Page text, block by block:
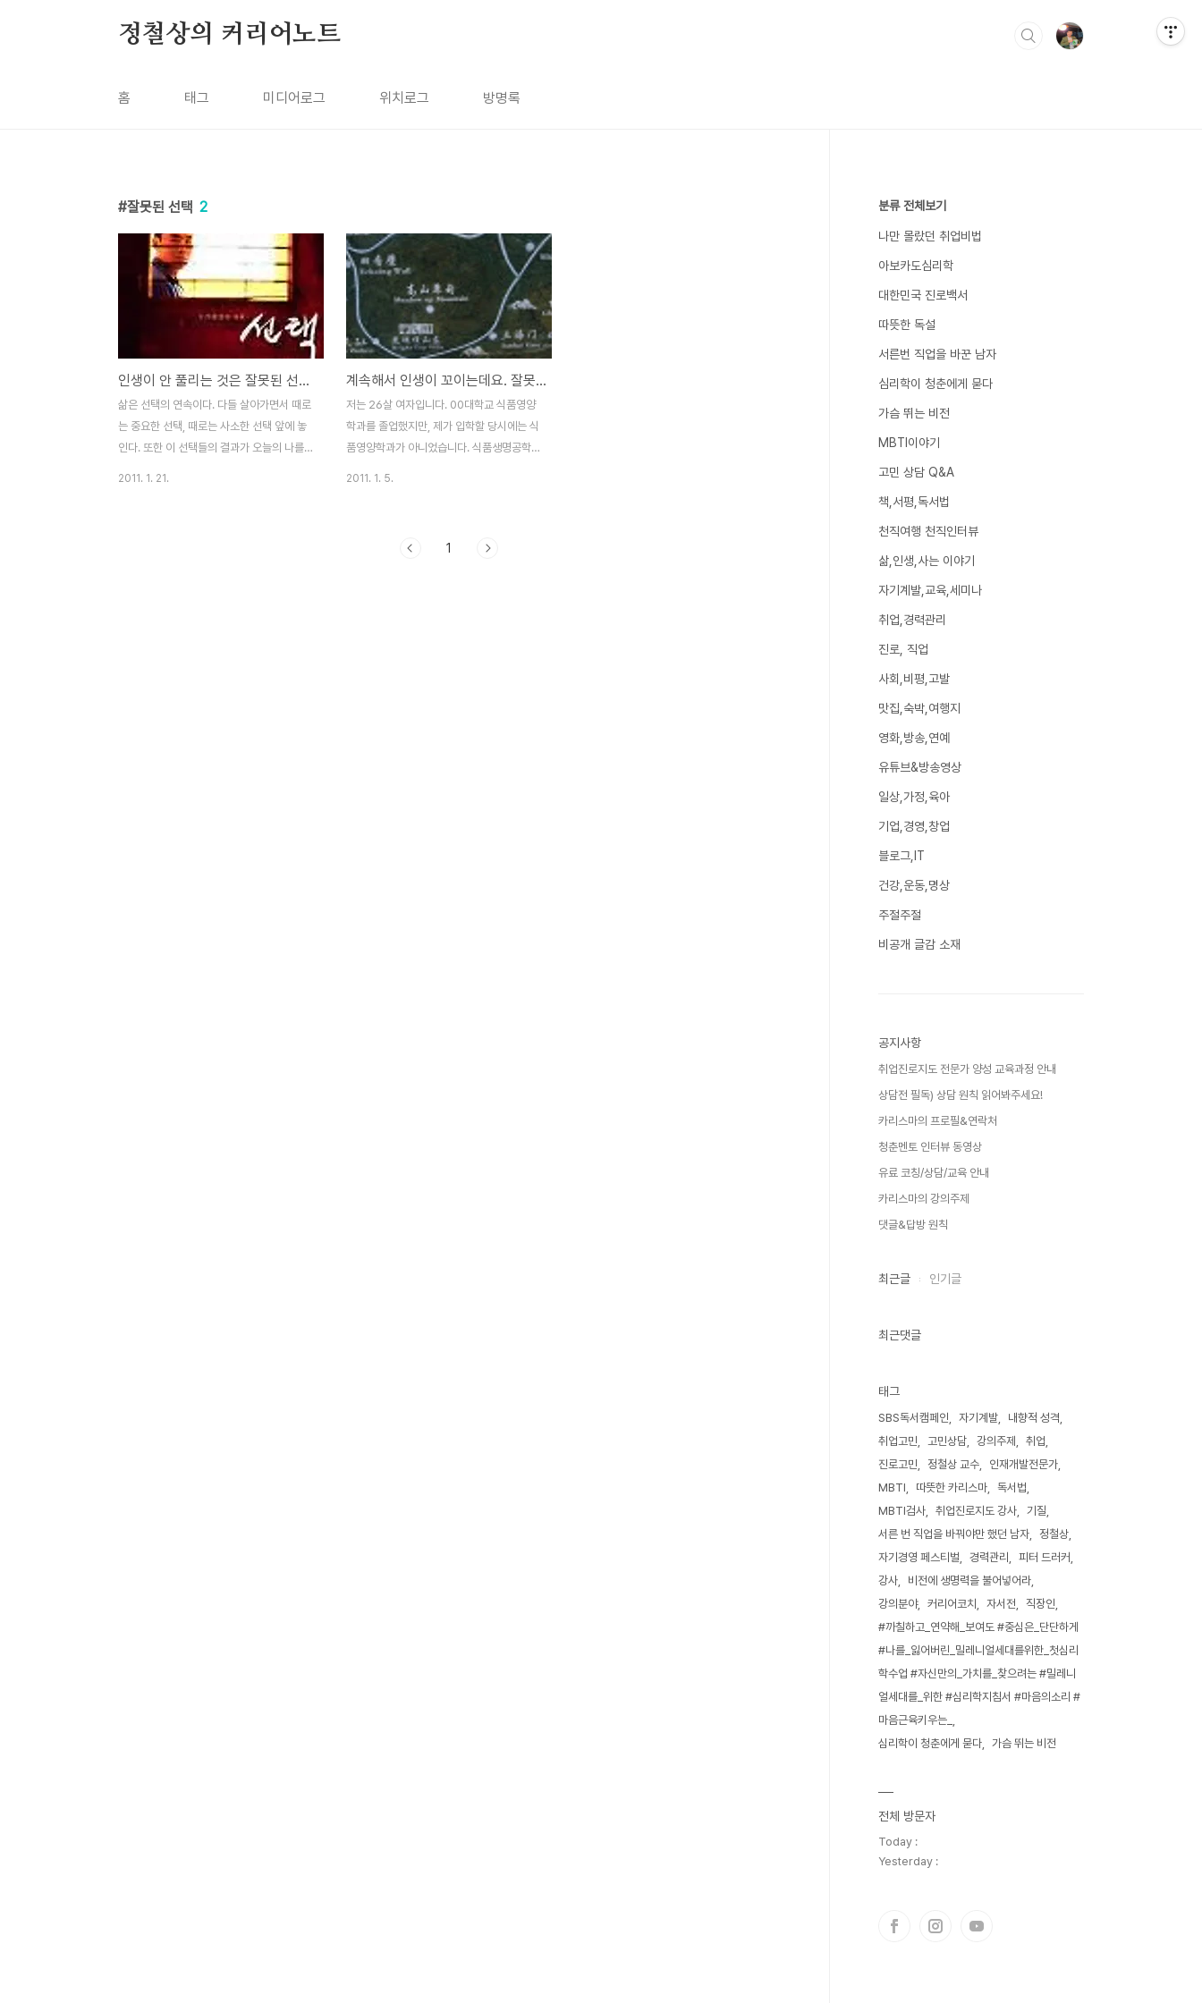
정철상의 커리어노트
홈 태그 미디어로그 위치로그 방명록
잘못된 선택 2
인생이 안 풀리는 것은 잘못된 선택 때문이라고 말하는 사람들의 심리
삶은 선택의 연속이다. 다들 살아가면서 때로
는 중요한 선택, 때로는 사소한 선택 앞에 놓
인다. 또한 이 선택들의 결과가 오늘의 나를
2011. 1. 21.
계속해서 인생이 꼬이는데요. 잘못된 선택 때문일까요?
저는 26살 여자입니다. 00대학교 식품영양
학과를 졸업했지만, 제가 입학할 당시에는 식
품영양학과가 아니었습니다. 식품생명공학과
원의 꿈을 접고 말았습니다. 하지만 PD가 되
2011. 1. 5.
1
분류 전체보기
나만 몰랐던 취업비법
아보카도심리학
대한민국 진로백서
따뜻한 독설
서른번 직업을 바꾼 남자
심리학이 청춘에게 묻다
가슴 뛰는 비전
MBTI이야기
고민 상담 Q&A
책,서평,독서법
천직여행 천직인터뷰
삶,인생,사는 이야기
자기계발,교육,세미나
취업,경력관리
진로, 직업
사회,비평,고발
맛집,숙박,여행지
영화,방송,연예
유튜브&방송영상
일상,가정,육아
기업,경영,창업
블로그,IT
건강,운동,명상
주절주절
비공개 글감 소재
공지사항
취업진로지도 전문가 양성 교육과정 안내
상담전 필독) 상담 원칙 읽어봐주세요!
카리스마의 프로필&연락처
청춘멘토 인터뷰 동영상
유료 코칭/상담/교육 안내
카리스마의 강의주제
댓글&답방 원칙
최근글 인기글
최근댓글
태그
SBS독서캠페인 자기계발
내향적 성격
취업고민
고민상담 강의주제
취업
진로고민
정철상 교수
인재개발전문가
MBTI
따뜻한 카리스마
독서법
MBTI검사
취업진로지도 강사
기질
서른 번 직업을 바꿔야만 했던 남자
정철상
자기경영 페스티벌
경력관리
피터 드러커
강사
비전에 생명력을 불어넣어라
강의분야
커리어코치 자서전
직장인
#까칠하고_연약해_보여도 #중심은_단단하게
#나를_잃어버린_밀레니얼세대를위한_첫심리
학수업 #자신만의_가치를_찾으려는 #밀레니
얼세대를_위한 #심리학지침서 #마음의소리 #
마음근육키우는_
심리학이 청춘에게 묻다
가슴 뛰는 비전
전체 방문자
Today :
Yesterday :